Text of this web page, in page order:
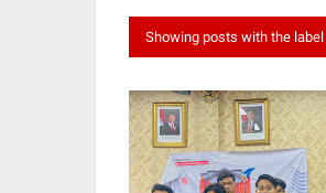
Showing posts with the label